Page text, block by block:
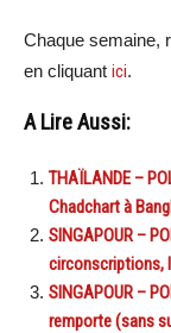
Chaque semaine,
en cliquant ici.
A Lire Aussi:
THAÏLANDE –
Chadchart à
SINGAPOUR –
circonscriptions,
SINGAPOUR –
remporte (sans